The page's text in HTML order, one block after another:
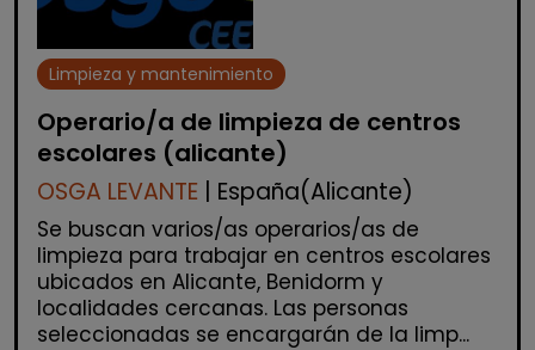
Limpieza y mantenimiento
Operario/a de limpieza de centros
escolares (alicante)
OSGA LEVANTE | España(Alicante)
Se buscan varios/as operarios/as de
limpieza para trabajar en centros escolares
ubicados en Alicante, Benidorm y
localidades cercanas. Las personas
seleccionadas se encargarán de la limp...